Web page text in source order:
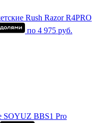
Rush Razor R4PRO
по 4 975 руб.
SOYUZ BBS1 Pro